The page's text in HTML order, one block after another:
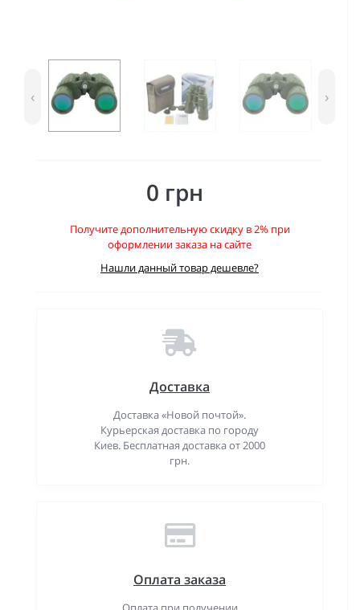
‹ ›
0 грн
Получите дополнительную скидку в 2% при
оформлении заказа на сайте
Нашли данный товар дешевле?
Доставка
Доставка «Новой почтой».
Курьерская доставка по городу
Киев. Бесплатная доставка от 2000
грн.
Оплата заказа